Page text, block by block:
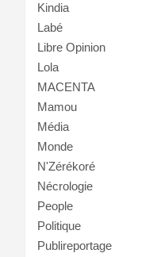
Kindia
Labé
Libre Opinion
Lola
MACENTA
Mamou
Média
Monde
N'Zérékoré
Nécrologie
People
Politique
Publireportage